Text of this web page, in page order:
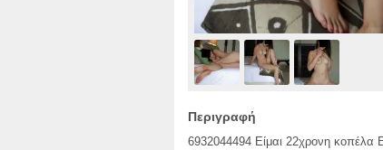
Περιγραφή
6932044494 Είμαι 22χρονη